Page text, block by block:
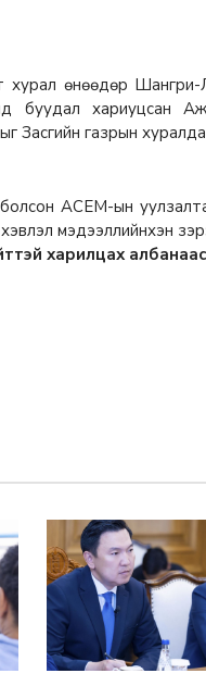
хурал өнөөдөр
хариуцсан
Засгийн газрын
АСЕМ-ын
хэвлэл мэдээллийнхэн
харилцах